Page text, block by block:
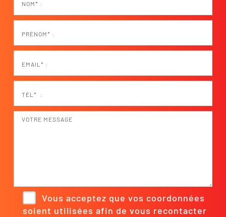
Vous acceptez que vos coordonnées
soient utilisées afin de vous recontacter